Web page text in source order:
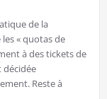
de la
« quotas de
à des tickets de
Reste à